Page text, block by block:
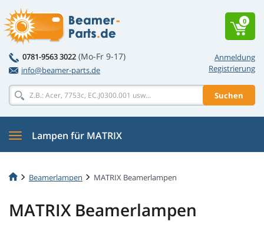
Anmeldung
Registrierung
0781-9563 3022 (Mo-Fr 9-17)
info@beamer-parts.de
Suchen
0
Lampen für MATRIX
Beamerlampen MATRIX Beamerlampen
MATRIX Beamerlampen